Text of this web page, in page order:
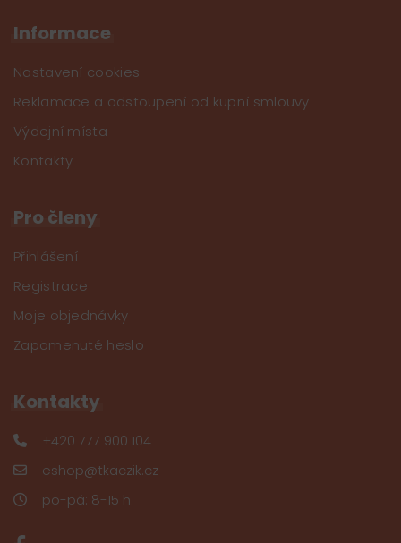
Informace
Nastavení cookies
Reklamace a odstoupení od kupní smlouvy
Výdejní místa
Kontakty
Pro členy
Přihlášení
Registrace
Moje objednávky
Zapomenuté heslo
Kontakty
+420 777 900 104
eshop@tkaczik.cz
po-pá: 8-15 h.